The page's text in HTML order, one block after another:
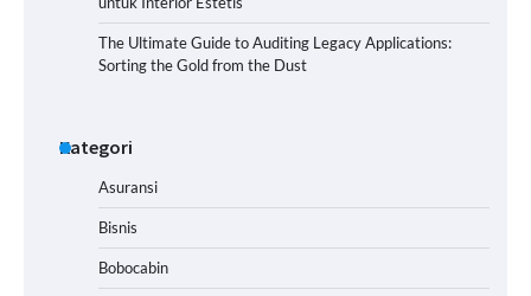
The Ultimate Guide to Auditing Legacy Applications:
Sorting the Gold from the Dust
Kategori
Asuransi
Bisnis
Bobocabin